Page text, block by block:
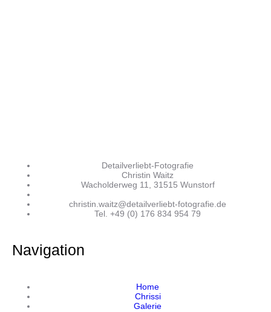
Detailverliebt-Fotografie
Christin Waitz
Wacholderweg 11, 31515 Wunstorf
christin.waitz@detailverliebt-fotografie.de
Tel. +49 (0) 176 834 954 79
Navigation
Home
Chrissi
Galerie